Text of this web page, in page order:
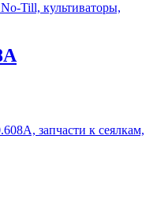
Till, культиваторы,
запчасти к сеялкам,